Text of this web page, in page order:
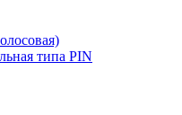
типа PIN